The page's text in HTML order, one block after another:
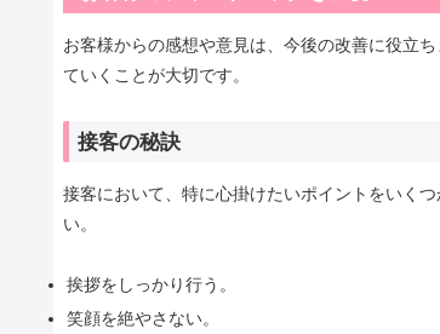
お客様からの感想や意見は、今後の改善に役立
ていくことが大切です。
接客の秘訣
接客において、特に心掛けたいポイントをいく
い。
挨拶をしっかり行う。
笑顔を絶やさない。